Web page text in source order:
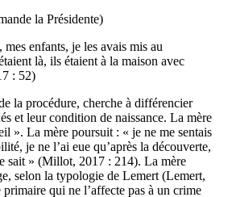
la Présidente)
mes enfants, je les avais mis au
là, ils étaient à la maison avec
: 52)
la procédure, cherche à différencier
et leur condition de naissance. La mère
». La mère poursuit : « je ne me sentais
je ne l’ai eue qu’après la découverte,
sait » (Millot, 2017 : 214). La mère
selon la typologie de Lemert (Lemert,
qui ne l’affecte pas à un crime